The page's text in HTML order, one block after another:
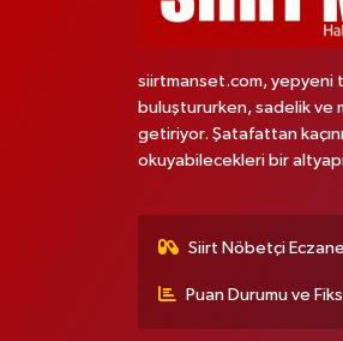
siirtmanset.com, yepyeni
buluştururken, sadelik ve
getiriyor. Şatafattan
okuyabilecekleri bir
Siirt Nöbetçi
Puan Durumu ve